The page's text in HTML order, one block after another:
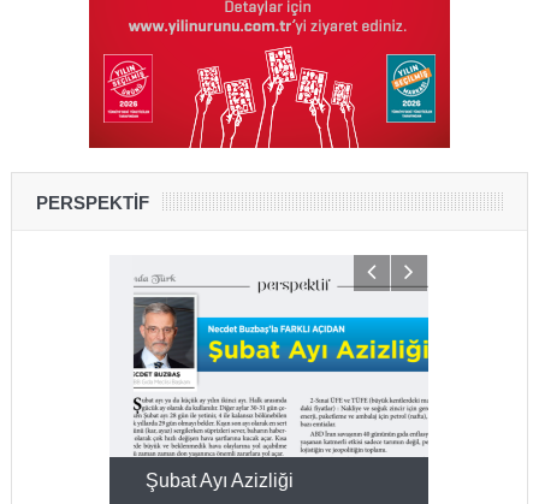
PERSPEKTİF
Şubat Ayı Azizliği